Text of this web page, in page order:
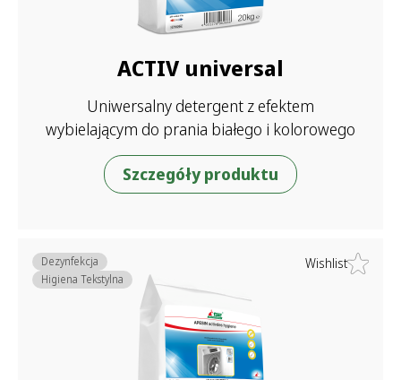
ACTIV universal
Uniwersalny detergent z efektem
wybielającym do prania białego i kolorowego
Szczegóły produktu
Wishlist
Dezynfekcja
Higiena Tekstylna